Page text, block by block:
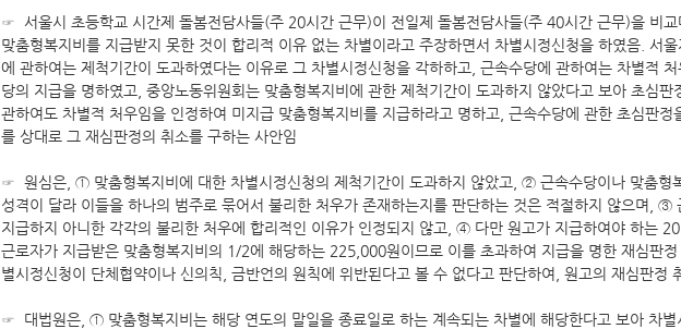
☞ 서울시 초등학교 시간제 돌봄전담사들(주 20시간 근무)이 전일제 돌봄전담사들(주 40시간 근무)을 비교
맞춤형복지비를 지급받지 못한 것이 합리적 이유 없는 차별이라고 주장하면서 차별시정신청을 하였음. 서울
에 관하여는 제척기간이 도과하였다는 이유로 그 차별시정신청을 각하하고, 근속수당에 관하여는 차별적
당의 지급을 명하였고, 중앙노동위원회는 맞춤형복지비에 관한 제척기간이 도과하지 않았다고 보아 초심판
관하여도 차별적 처우임을 인정하여 미지급 맞춤형복지비를 지급하라고 명하고, 근속수당에 관한 초심판정
를 상대로 그 재심판정의 취소를 구하는 사안임
☞ 원심은, ① 맞춤형복지비에 대한 차별시정신청의 제척기간이 도과하지 않았고, ② 근속수당이나 맞춤형
성격이 달라 이들을 하나의 범주로 묶어서 불리한 처우가 존재하는지를 판단하는 것은 적절하지 않으며, ③
지급하지 아니한 각각의 불리한 처우에 합리적인 이유가 인정되지 않고, ④ 다만 원고가 지급하여야 하는
근로자가 지급받은 맞춤형복지비의 1/2에 해당하는 225,000원이므로 이를 초과하여 지급을 명한 재심판
별시정신청이 단체협약이나 신의칙, 금반언의 원칙에 위반된다고 볼 수 없다고 판단하여, 원고의 재심판정
☞ 대법원은, ① 맞춤형복지비는 해당 연도의 말일을 종료일로 하는 계속되는 차별에 해당한다고 보아 차별